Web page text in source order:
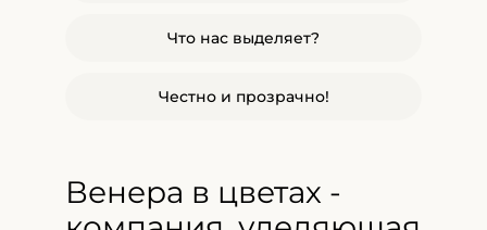
Что нас выделяет?
Честно и прозрачно!
Венера в цветах -